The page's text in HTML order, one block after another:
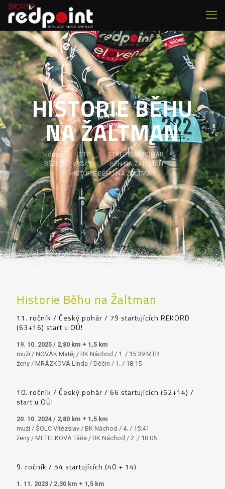
HISTORIE BĚHU
NA ŽALTMAN
Home STP
STŘEDEČNÍ POHÁR
BĚŽECKÉ VRŠKY
BĚH NA ŽALTMAN
HISTORIE BĚHU NA ŽALTMAN
Historie Běhu na Žaltman
11. ročník / Český pohár / 79 startujících REKORD
(63+16) start u OÚ!
19. 10. 2025 / 2,80 km + 1,5 km
muži / NOVÁK Matěj / BK Náchod / 1. / 15:39 MTR
ženy / MRÁZKOVÁ Linda / Děčín / 1. / 18:15
10. ročník / Český pohár / 66 startujících (52+14) /
start u OÚ!
20. 10. 2024 / 2,80 km + 1,5 km
muži / ŠOLC Vítězslav / BK Náchod / 4. / 15:41
ženy / METELKOVÁ Táňa / BK Náchod / 2. / 18:05
9. ročník / 54 startujících (40 + 14)
1. 11. 2023 / 2,30 km + 1,5 km